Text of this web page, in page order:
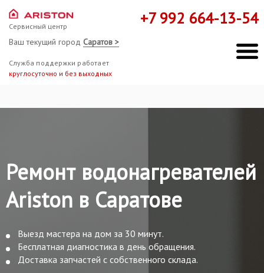
Сервисный центр
Ваш текущий город Саратов >
Служба поддержки работает
круглосуточно и без выходных
+7 992 664-13-54
Ремонт водонагревателей
Ariston в Саратове
Выезд мастера на дом за 30 минут.
Бесплатная диагностика в день обращения.
Доставка запчастей с собственного склада.